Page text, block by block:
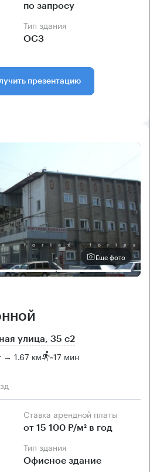
по запросу
Тип здания
ОСЗ
презентацию
Еще фото
улица, 35 с2
→ 1.67 км ~17 мин
Ставка арендной платы
от 15 100 Р/м² в год
Тип здания
Офисное здание